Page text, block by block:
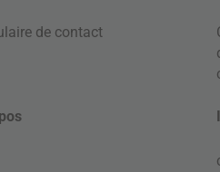
de contact